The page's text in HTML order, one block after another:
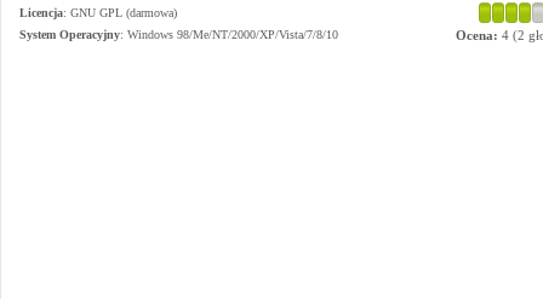
Licencja: GNU GPL (darmowa)
System Operacyjny: Windows 98/Me/NT/2000/XP/Vista/7/8/10 Ocena: 4 (2